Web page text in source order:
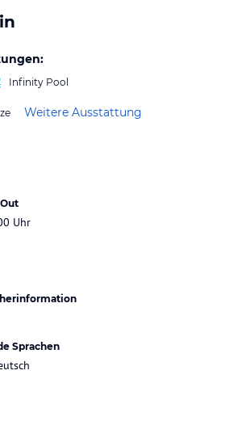
Infinity Pool
Weitere Ausstattung
Uhr
Sprachen